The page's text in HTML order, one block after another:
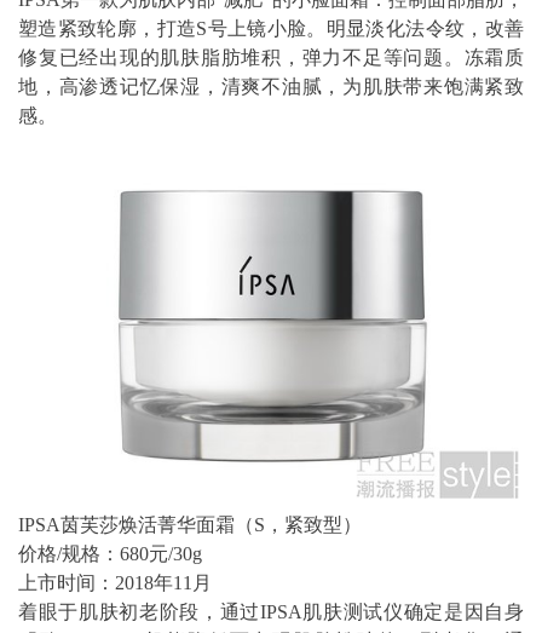
塑造紧致轮廓，打造S号上镜小脸。明显淡化法令纹，改善
修复已经出现的肌肤脂肪堆积，弹力不足等问题。冻霜质
地，高渗透记忆保湿，清爽不油腻，为肌肤带来饱满紧致
感。
IPSA茵芙莎焕活菁华面霜（S，紧致型）
价格/规格：680元/30g
上市时间：2018年11月
着眼于肌肤初老阶段，通过IPSA肌肤测试仪确定是因自身